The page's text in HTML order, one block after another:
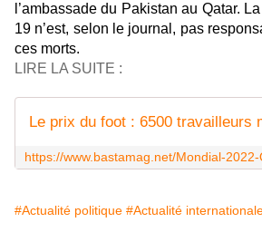
l’ambassade du Pakistan au Qatar.
19 n’est, selon le journal, pas
ces morts.
LIRE LA SUITE :
#Actualité politique #Actualité